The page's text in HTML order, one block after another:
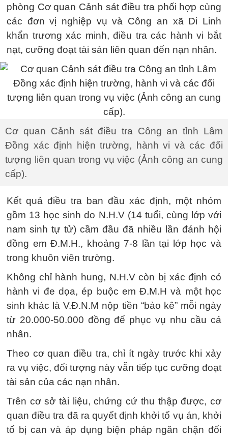
phòng Cơ quan Cảnh sát điều tra phối hợp cùng
các đơn vị nghiệp vụ và Công an xã Di Linh
khẩn trương xác minh, điều tra các hành vi bắt
nạt, cưỡng đoạt tài sản liên quan đến nạn nhân.
Cơ quan Cảnh sát điều tra Công an tỉnh Lâm
Đồng xác định hiện trường, hành vi và các đối
tượng liên quan trong vụ việc (Ảnh công an cung
cấp).
Kết quả điều tra ban đầu xác định, một nhóm
gồm 13 học sinh do N.H.V (14 tuổi, cùng lớp với
nam sinh tự tử) cầm đầu đã nhiều lần đánh hội
đồng em Đ.M.H., khoảng 7-8 lần tại lớp học và
trong khuôn viên trường.
Không chỉ hành hung, N.H.V còn bị xác định có
hành vi đe dọa, ép buộc em Đ.M.H và một học
sinh khác là V.Đ.N.M nộp tiền “bảo kê” mỗi ngày
từ 20.000-50.000 đồng để phục vụ nhu cầu cá
nhân.
Theo cơ quan điều tra, chỉ ít ngày trước khi xảy
ra vụ việc, đối tượng này vẫn tiếp tục cưỡng đoạt
tài sản của các nạn nhân.
Trên cơ sở tài liệu, chứng cứ thu thập được, cơ
quan điều tra đã ra quyết định khởi tố vụ án, khởi
tố bị can và áp dụng biện pháp ngăn chặn đối